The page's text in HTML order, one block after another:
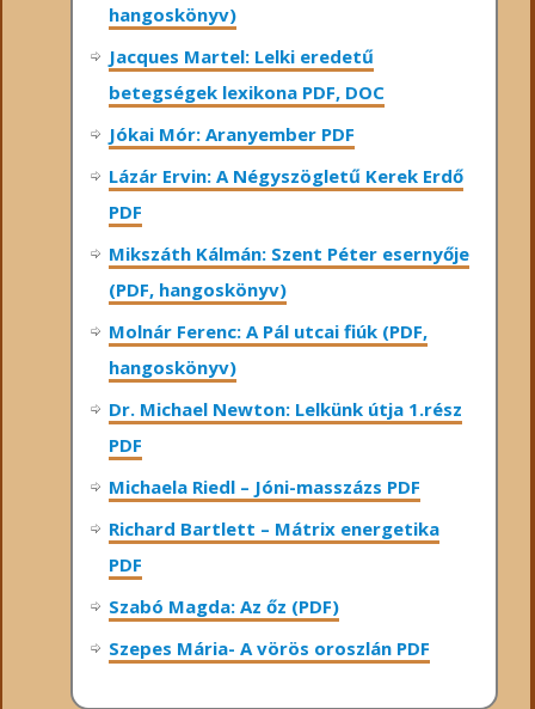
hangoskönyv)
Jacques Martel: Lelki eredetű
betegségek lexikona PDF, DOC
Jókai Mór: Aranyember PDF
Lázár Ervin: A Négyszögletű Kerek Erdő
PDF
Mikszáth Kálmán: Szent Péter esernyője
(PDF, hangoskönyv)
Molnár Ferenc: A Pál utcai fiúk (PDF,
hangoskönyv)
Dr. Michael Newton: Lelkünk útja 1.rész
PDF
Michaela Riedl – Jóni-masszázs PDF
Richard Bartlett – Mátrix energetika
PDF
Szabó Magda: Az őz (PDF)
Szepes Mária- A vörös oroszlán PDF